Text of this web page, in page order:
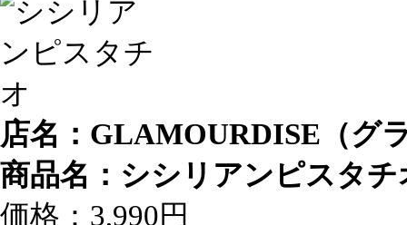
店名：GLAMOURDISE（グ
商品名：シシリアンピスタチ
価格：3,990円